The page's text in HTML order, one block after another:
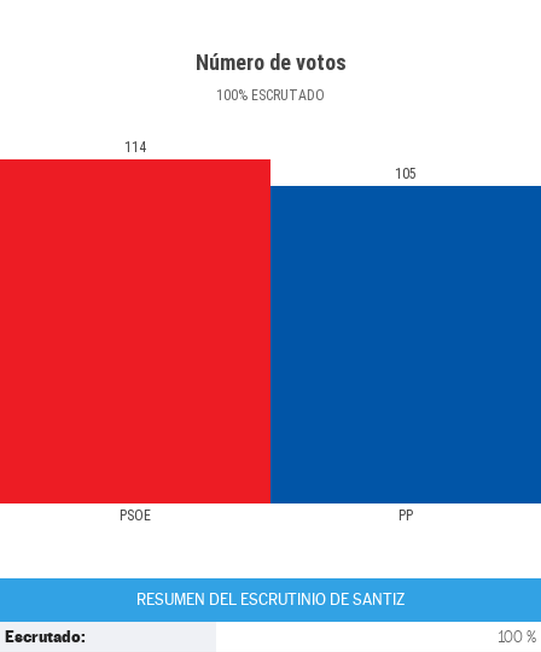
Número de votos
100% ESCRUTADO
PSOE PP
114
105
RESUMEN DEL ESCRUTINIO DE SANTIZ
Escrutado: 100 %